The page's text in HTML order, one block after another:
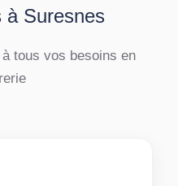
à Suresnes
tous vos besoins en